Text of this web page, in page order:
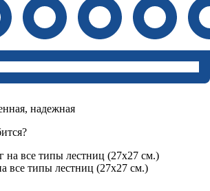
надежная
все типы лестниц (27х27 см.)